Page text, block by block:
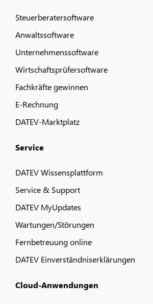
Steuerberatersoftware
Anwaltssoftware
Unternehmenssoftware
Wirtschaftsprüfersoftware
Fachkräfte gewinnen
E-Rechnung
DATEV-Marktplatz
Service
DATEV Wissensplattform
Service & Support
DATEV MyUpdates
Wartungen/Störungen
Fernbetreuung online
DATEV Einverständniserklärungen
Cloud-Anwendungen